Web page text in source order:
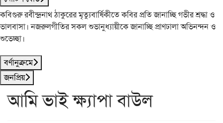
কবিগুরু রবীন্দ্রনাথ ঠাকুরের মৃত্যুবার্ষিকীতে কবির প্রতি জানাচ্ছি গভীর শ্রদ্ধা ও
ভালবাসা। নজরুলগীতির সকল শুভানুধ্যায়ীকে জানাচ্ছি প্রাণঢালা অভিনন্দন ও
শুভেচ্ছা।
বর্ণানুক্রমে
জনপ্রিয়
আমি ভাই ক্ষ্যাপা বাউল